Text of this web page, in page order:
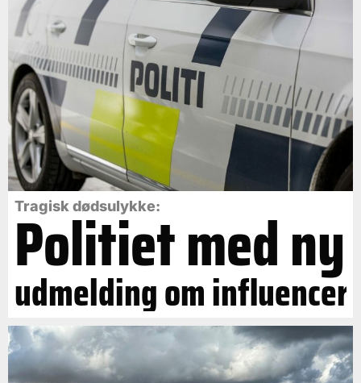
Tragisk dødsulykke:
Politiet med ny
udmelding om influencer